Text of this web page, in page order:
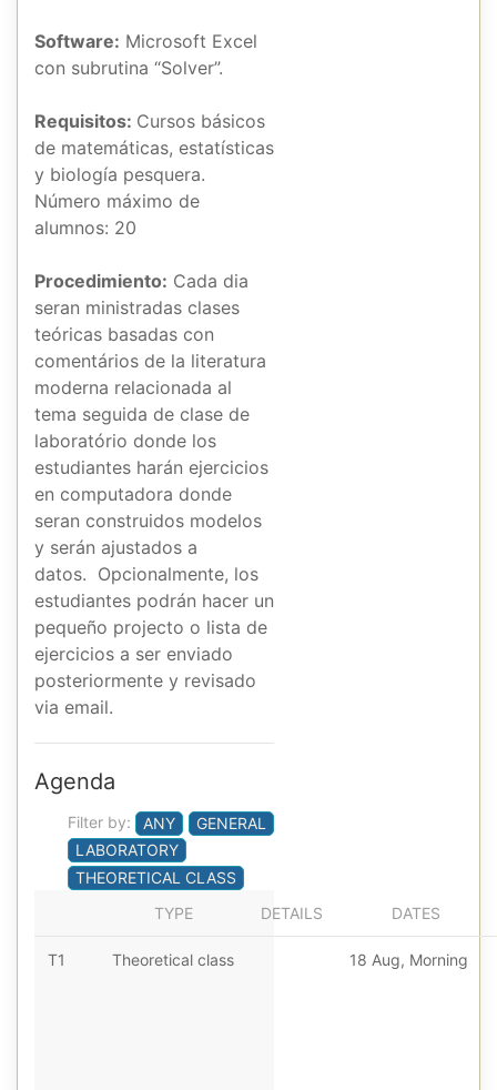
Software: Microsoft Excel
con subrutina “Solver”.
Requisitos: Cursos básicos
de matemáticas, estatísticas
y biología pesquera.
Número máximo de
alumnos: 20
Procedimiento: Cada dia
seran ministradas clases
teóricas basadas con
comentários de la literatura
moderna relacionada al
tema seguida de clase de
laboratório donde los
estudiantes harán ejercicios
en computadora donde
seran construidos modelos
y serán ajustados a
datos. Opcionalmente, los
estudiantes podrán hacer un
pequeño projecto o lista de
ejercicios a ser enviado
posteriormente y revisado
via email.
Agenda
Filter by: ANY
GENERAL
LABORATORY
THEORETICAL CLASS
TYPE
DETAILS DATES
T1 Theoretical class 18 Aug, Morning